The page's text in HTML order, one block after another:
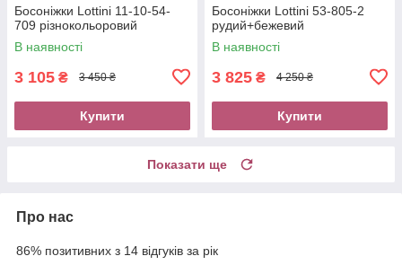
Босоніжки Lottini 11-10-54-
709 різнокольоровий
В наявності
3 105 ₴ 3 450 ₴
Купити
Босоніжки Lottini 53-805-2
рудий+бежевий
В наявності
3 825 ₴ 4 250 ₴
Купити
Показати ще
Про нас
86% позитивних з 14 відгуків за рік